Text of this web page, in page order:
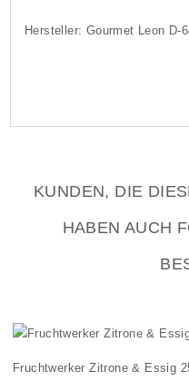
Hersteller: Gourmet Leon D-
KUNDEN, DIE
HABEN AUCH
Fruchtwerker Zitrone & Essig